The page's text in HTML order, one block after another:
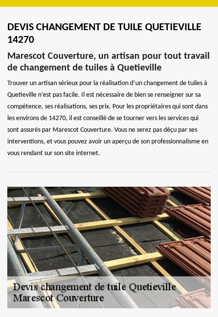
DEVIS CHANGEMENT DE TUILE QUETIEVILLE
14270
Marescot Couverture, un artisan pour tout travail
de changement de tuiles à Quetieville
Trouver un artisan sérieux pour la réalisation d’un changement de tuiles à
Quetieville n’est pas facile. Il est nécessaire de bien se renseigner sur sa
compétence, ses réalisations, ses prix. Pour les propriétaires qui sont dans
les environs de 14270, il est conseillé de se tourner vers les services qui
sont assurés par Marescot Couverture. Vous ne serez pas déçu par ses
interventions, et vous pouvez avoir un aperçu de son professionnalisme en
vous rendant sur son site internet.